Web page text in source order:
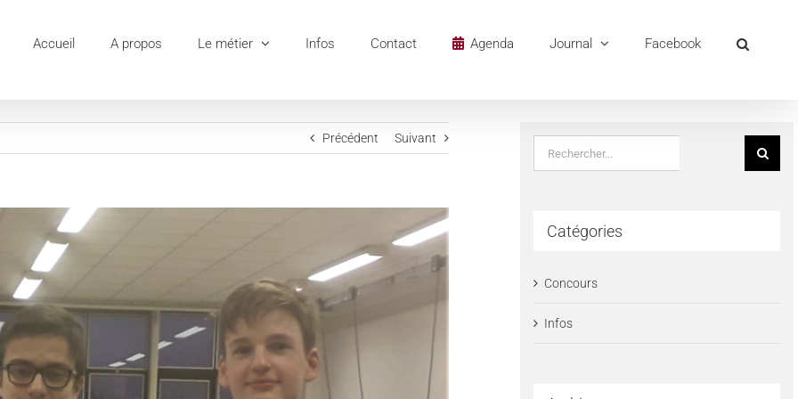
Accueil A propos Le métier Infos Contact Agenda Journal Facebook
Précédent Suivant
Catégories
Concours
Infos